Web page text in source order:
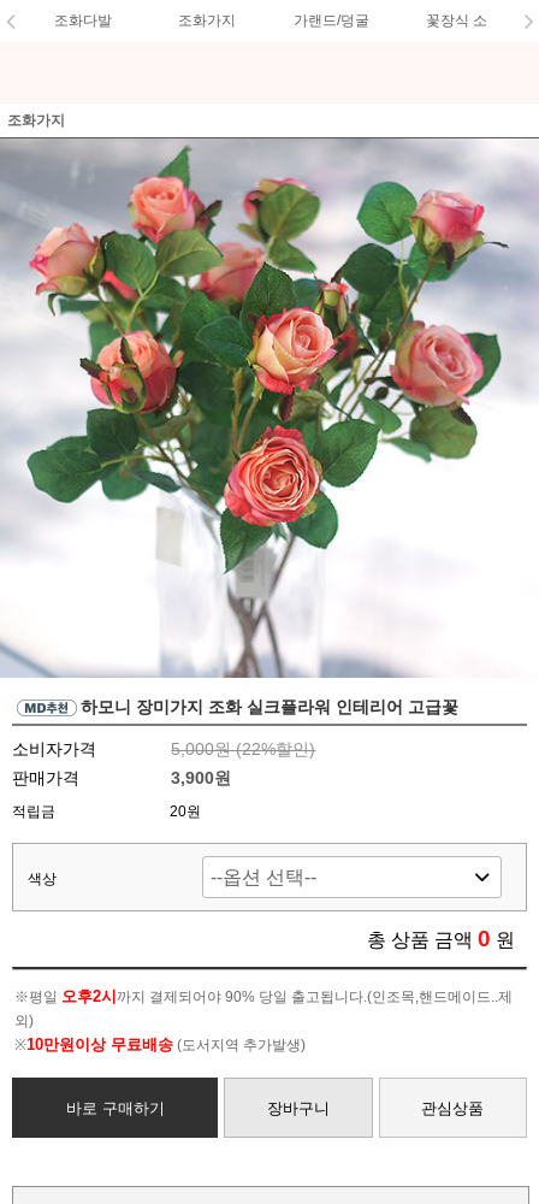
조화다발 조화가지 가랜드/덩굴 꽃장식 소
조화가지
하모니 장미가지 조화 실크플라워 인테리어 고급꽃
소비자가격 5,000원 (22%할인)
판매가격
3,900원
적립금 20원
색상
총 상품 금액 0 원
※평일 오후2시 까지 결제되어야 90% 당일 출고됩니다.(인조목,핸드메이드..제
외)
※10만원이상 무료배송 (도서지역 추가발생)
바로 구매하기 장바구니 관심상품